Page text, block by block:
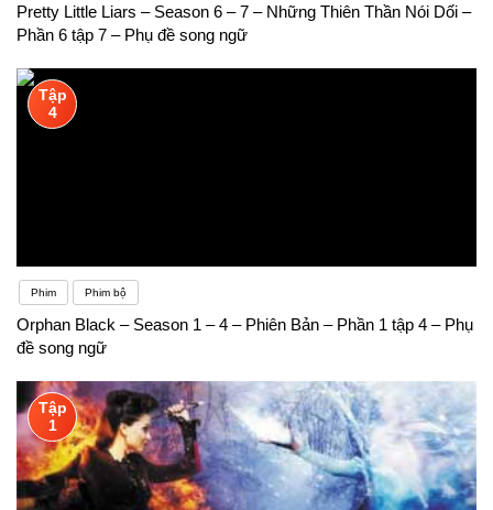
Pretty Little Liars – Season 6 – 7 – Những Thiên Thần Nói Dối –
Phần 6 tập 7 – Phụ đề song ngữ
Tập
4
Phim Phim bộ
Orphan Black – Season 1 – 4 – Phiên Bản – Phần 1 tập 4 – Phụ
đề song ngữ
Tập
1